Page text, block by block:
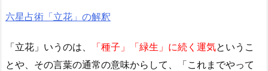
六星占術「立花」の解釈
「立花」いうのは、 「種子」「緑生」に続く運気というこ
とや、その言葉の通常の意味からして、「これまでやって